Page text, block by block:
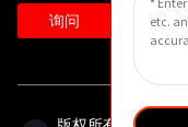
询问